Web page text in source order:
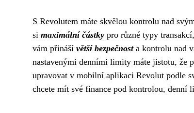
S Revolutem máte skvělou kontrolu nad
si maximální částky pro různé typy
vám přináší větší bezpečnosta kontrolu nad
nastavenými denními limity máte jistotu, že
upravovat v mobilní aplikaci Revolut podle
chcete mít své finance pod kontrolou, denní